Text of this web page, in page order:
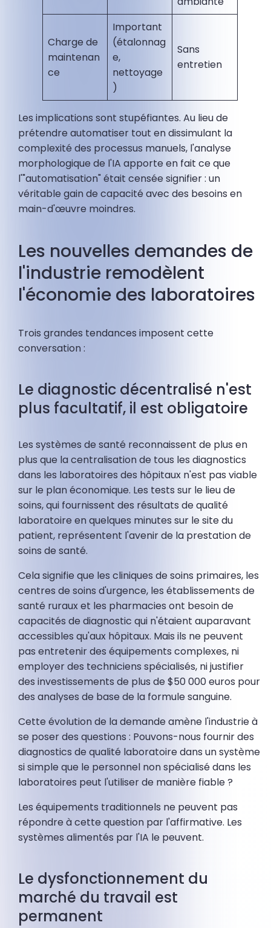
Charge de
maintenan
ce
Important
(étalonnag
e,
nettoyage
)
Sans
entretien
Les implications sont stupéfiantes. Au lieu de
prétendre automatiser tout en dissimulant la
complexité des processus manuels, l'analyse
morphologique de l'IA apporte en fait ce que
l'"automatisation" était censée signifier : un
véritable gain de capacité avec des besoins en
main-d'œuvre moindres.
Les nouvelles demandes de
l'industrie remodèlent
l'économie des laboratoires
Trois grandes tendances imposent cette
conversation :
Le diagnostic décentralisé n'est
plus facultatif, il est obligatoire
Les systèmes de santé reconnaissent de plus en
plus que la centralisation de tous les diagnostics
dans les laboratoires des hôpitaux n'est pas viable
sur le plan économique. Les tests sur le lieu de
soins, qui fournissent des résultats de qualité
laboratoire en quelques minutes sur le site du
patient, représentent l'avenir de la prestation de
soins de santé.
Cela signifie que les cliniques de soins primaires, les
centres de soins d'urgence, les établissements de
santé ruraux et les pharmacies ont besoin de
capacités de diagnostic qui n'étaient auparavant
accessibles qu'aux hôpitaux. Mais ils ne peuvent
pas entretenir des équipements complexes, ni
employer des techniciens spécialisés, ni justifier
des investissements de plus de $50 000 euros pour
des analyses de base de la formule sanguine.
Cette évolution de la demande amène l'industrie à
se poser des questions : Pouvons-nous fournir des
diagnostics de qualité laboratoire dans un système
si simple que le personnel non spécialisé dans les
laboratoires peut l'utiliser de manière fiable ?
Les équipements traditionnels ne peuvent pas
répondre à cette question par l'affirmative. Les
systèmes alimentés par l'IA le peuvent.
Le dysfonctionnement du
marché du travail est
permanent